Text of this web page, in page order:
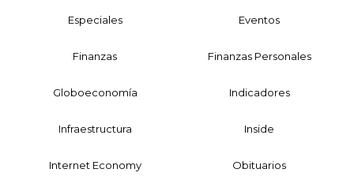
Especiales Eventos
Finanzas Finanzas Personales
Globoeconomía Indicadores
Infraestructura Inside
Internet Economy Obituarios